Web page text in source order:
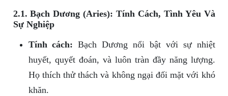
2.1. Bạch Dương (Aries): Tính Cách, Tình Yêu Và
Sự Nghiệp
Tính cách: Bạch Dương nổi bật với sự nhiệt
huyết, quyết đoán, và luôn tràn đầy năng lượng.
Họ thích thử thách và không ngại đối mặt với khó
khăn.